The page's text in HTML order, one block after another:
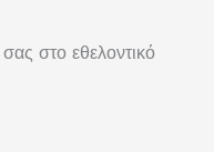
στο εθελοντικό